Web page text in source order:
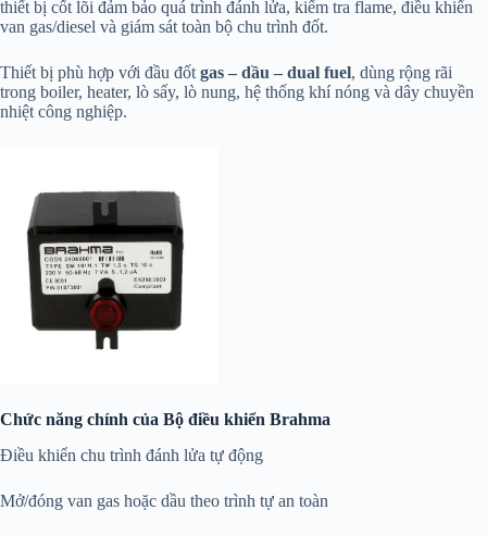
thiết bị cốt lõi đảm bảo quá trình đánh lửa, kiểm tra flame, điều khiển
van gas/diesel và giám sát toàn bộ chu trình đốt.
Thiết bị phù hợp với đầu đốt gas – dầu – dual fuel, dùng rộng rãi
trong boiler, heater, lò sấy, lò nung, hệ thống khí nóng và dây chuyền
nhiệt công nghiệp.
Chức năng chính của Bộ điều khiển Brahma
Điều khiển chu trình đánh lửa tự động
Mở/đóng van gas hoặc dầu theo trình tự an toàn